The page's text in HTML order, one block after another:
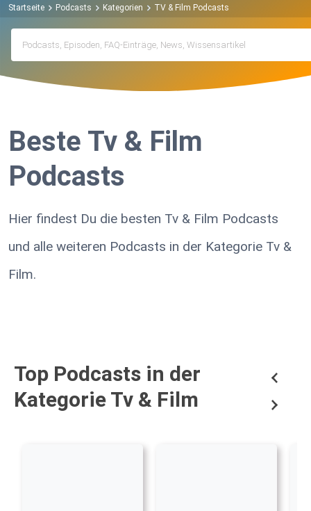
Startseite Podcasts Kategorien TV & Film Podcasts
Beste Tv & Film
Podcasts
Hier findest Du die besten Tv & Film Podcasts
und alle weiteren Podcasts in der Kategorie Tv &
Film.
Top Podcasts in der
Kategorie Tv & Film